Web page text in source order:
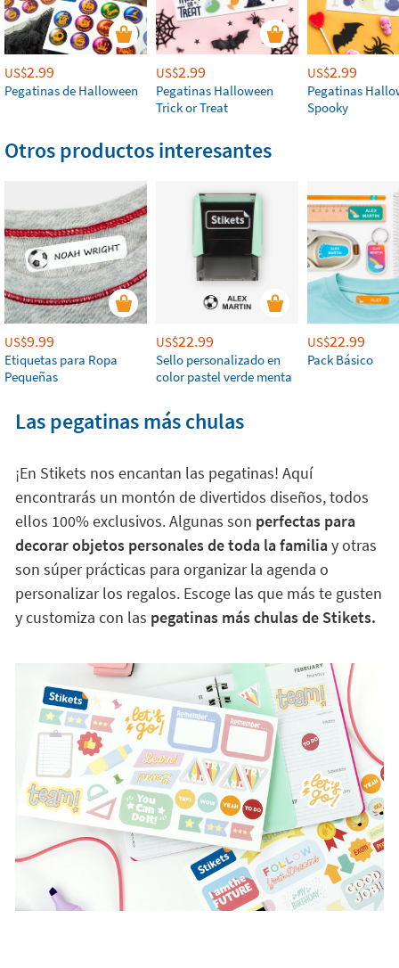
US$2.99
Pegatinas de Halloween
US$2.99
Pegatinas Halloween
Trick or Treat
US$2.99
Pegatinas
Spooky
Otros productos interesantes
US$9.99
Etiquetas para Ropa
Pequeñas
US$22.99
Sello personalizado en
color pastel verde menta
US$22.99
Pack Básico
Las pegatinas más chulas
¡En Stikets nos encantan las pegatinas! Aquí
encontrarás un montón de divertidos diseños, todos
ellos 100% exclusivos. Algunas son perfectas para
decorar objetos personales de toda la familiay otras
son súper prácticas para organizar la agenda o
personalizar los regalos. Escoge las que más te gusten
y customiza con las pegatinas más chulas de Stikets.